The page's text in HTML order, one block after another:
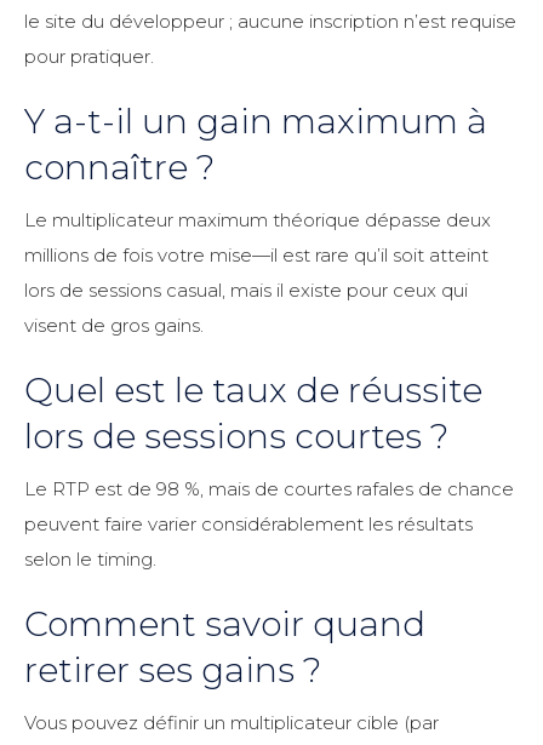
le site du développeur ; aucune inscription n’est requise
pour pratiquer.
Y a-t-il un gain maximum à
connaître ?
Le multiplicateur maximum théorique dépasse deux
millions de fois votre mise—il est rare qu’il soit atteint
lors de sessions casual, mais il existe pour ceux qui
visent de gros gains.
Quel est le taux de réussite
lors de sessions courtes ?
Le RTP est de 98 %, mais de courtes rafales de chance
peuvent faire varier considérablement les résultats
selon le timing.
Comment savoir quand
retirer ses gains ?
Vous pouvez définir un multiplicateur cible (par